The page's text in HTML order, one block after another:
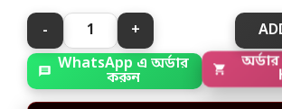
WhatsApp এ অর্ডার
করুন